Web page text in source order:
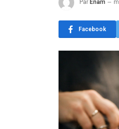
Par Enam
Facebook